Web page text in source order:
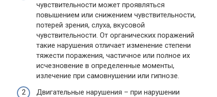
чувствительности может проявляться
повышением или снижением чувствительности,
потерей зрения, слуха, вкусовой
чувствительности. От органических поражений
такие нарушения отличает изменение степени
тяжести поражения, частичное или полное их
исчезновение в определенные моменты,
излечение при самовнушении или гипнозе.
Двигательные нарушения – при нарушении